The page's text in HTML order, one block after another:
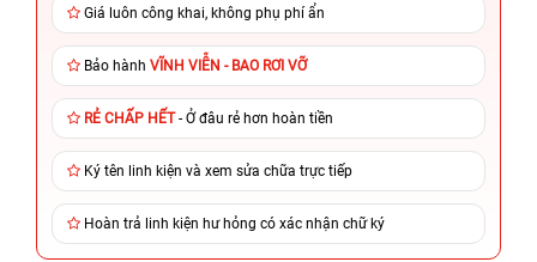
Giá luôn công khai, không phụ phí ẩn
Bảo hành VĨNH VIỄN - BAO RƠI VỠ
RẺ CHẤP HẾT- Ở đâu rẻ hơn hoàn tiền
Ký tên linh kiện và xem sửa chữa trực tiếp
Hoàn trả linh kiện hư hỏng có xác nhận chữ ký